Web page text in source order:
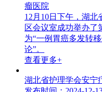
瘤医院
12月10日下午，湖
区会议室成功举办了
为“一例胃癌多发转
论”。
查看更多+
湖北省护理学会安宁